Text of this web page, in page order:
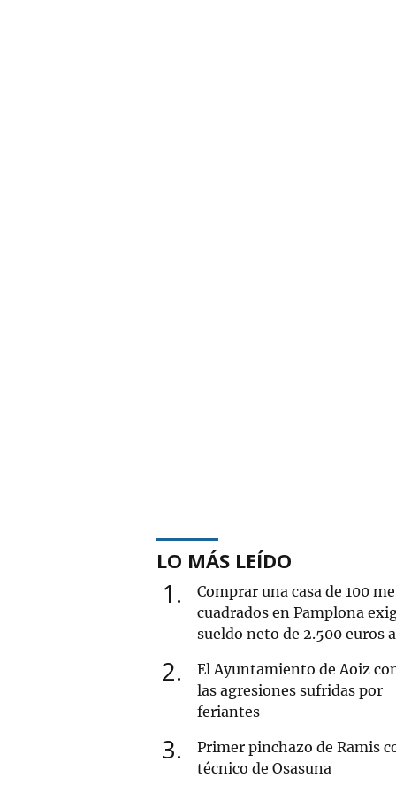
LO MÁS LEÍDO
1
Comprar una casa de 100
cuadrados en Pamplona
sueldo neto de 2.500 euros
2
El Ayuntamiento de Aoiz
las agresiones sufridas por
feriantes
3
Primer pinchazo de Ramis
técnico de Osasuna